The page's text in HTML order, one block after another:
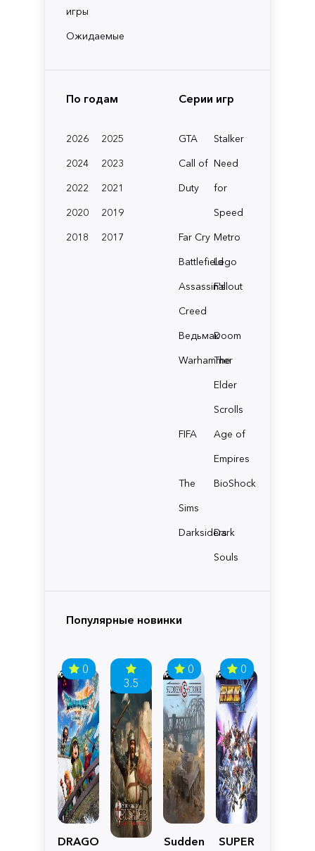
игры
Ожидаемые
По годам
2026
2025
2024
2023
2022
2021
2020
2019
2018
2017
Серии игр
GTA
Stalker
Call of
Duty
Need
for
Speed
Far Cry Metro
BattlefieldLego
Assassin's
Creed
Fallout
ВедьмакDoom
Warhammer
The
Elder
Scrolls
FIFA
Age of
Empires
The
Sims
BioShock
Darksiders
Dark
Souls
Популярные новинки
0
DRAGON
3.5
0
Sudden
0
SUPER